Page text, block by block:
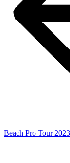
Beach Pro Tour